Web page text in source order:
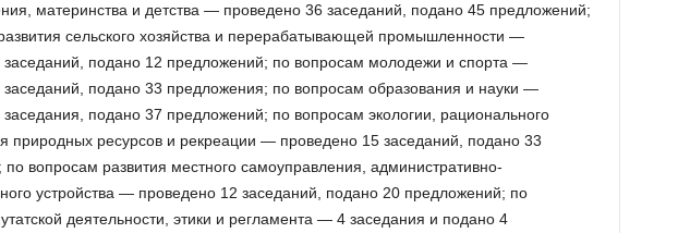
материнства и детства — проведено 36 заседаний, подано 45 предложений;
сельского хозяйства и перерабатывающей промышленности —
заседаний, подано 12 предложений; по вопросам молодежи и спорта —
заседаний, подано 33 предложения; по вопросам образования и науки —
подано 37 предложений; по вопросам экологии, рационального
природных ресурсов и рекреации — проведено 15 заседаний, подано 33
вопросам развития местного самоуправления, административно-
устройства — проведено 12 заседаний, подано 20 предложений; по
деятельности, этики и регламента — 4 заседания и подано 4